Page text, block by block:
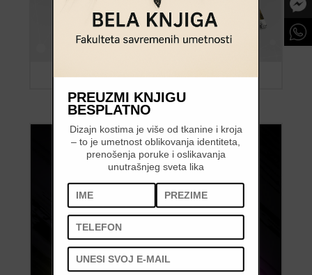
PREUZMI KNJIGU
BESPLATNO
Dizajn kostima je više od tkanine i kroja
– to je umetnost oblikovanja identiteta,
prenošenja poruke i oslikavanja
unutrašnjeg sveta lika